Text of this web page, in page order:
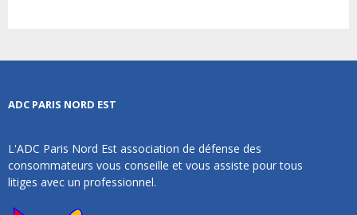
ADC PARIS NORD EST
L'ADC Paris Nord Est association de défense des
consommateurs vous conseille et vous assiste pour tous
litiges avec un professionnel.